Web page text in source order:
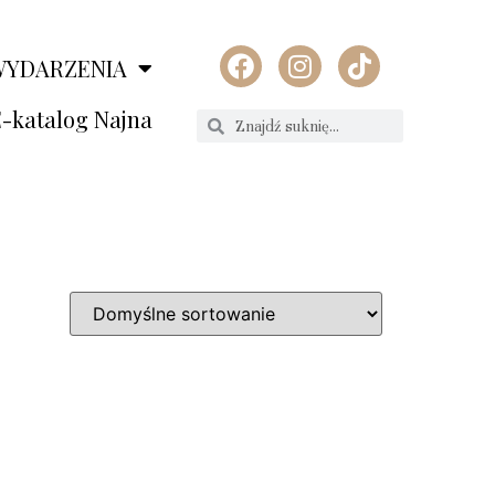
katalog Najna